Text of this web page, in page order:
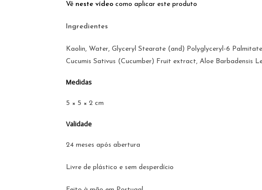
Vê neste vídeo como aplicar este produto
Ingredientes
Kaolin, Water, Glyceryl Stearate (and) Polyglyceryl-6
Cucumis Sativus (Cucumber) Fruit extract, Aloe Barbadensis
Medidas
5 × 5 × 2 cm
Validade
24 meses após abertura
Livre de plástico e sem desperdício